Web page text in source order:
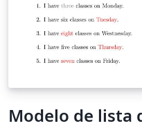
Modelo de lista